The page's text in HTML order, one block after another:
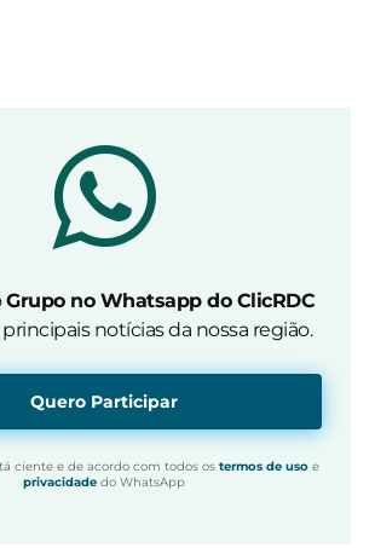
Grupo no Whatsapp do ClicRDC
notícias da nossa região.
Quero Participar
ciente e de acordo com todos os termos de usoe
privacidade do WhatsApp